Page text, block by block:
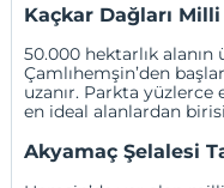
Kaçkar Dağları Milli
50.000 hektarlık
Çamlıhemşin’den
uzanır. Parkta
en ideal alanlardan
Akyamaç Şelalesi